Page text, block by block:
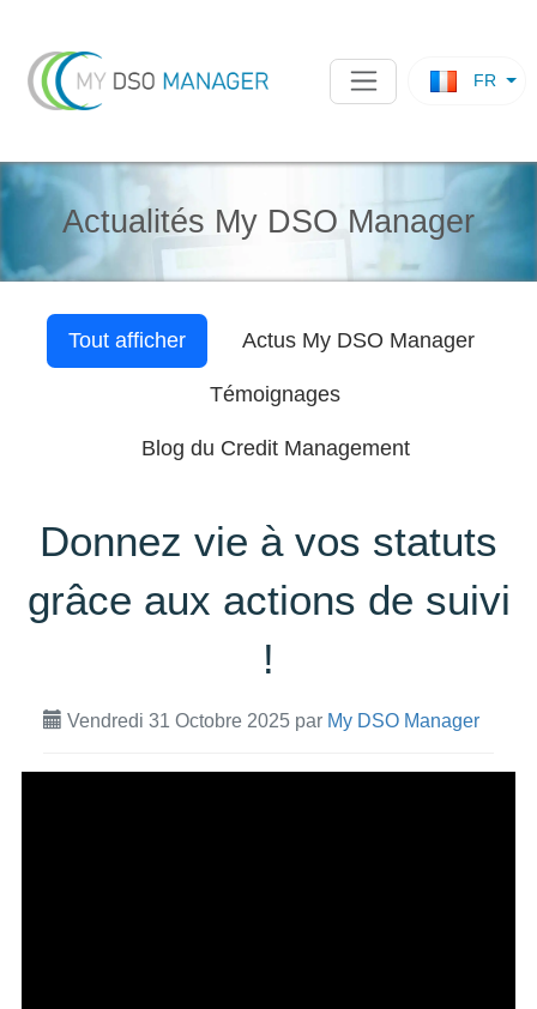
FR
Actualités My DSO Manager
Tout afficher Actus My DSO Manager
Témoignages
Blog du Credit Management
Donnez vie à vos statuts
grâce aux actions de suivi
!
Vendredi 31 Octobre 2025par My DSO Manager